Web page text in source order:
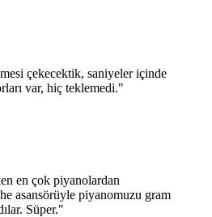
çekecektik, saniyeler içinde
var, hiç teklemedi."
en çok piyanolardan
asansörüyle piyanomuzu gram
Süper."